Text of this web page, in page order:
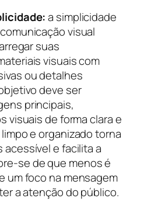
a simplicidade
visual
suas
visuais com
ou detalhes
deve ser
principais,
visuais de forma clara e
e organizado torna
acessível e facilita a
se de que menos é
um foco na mensagem
a atenção do público.